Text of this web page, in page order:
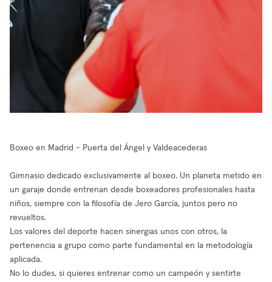
Boxeo en Madrid - Puerta del Ángel y Valdeacederas
Gimnasio dedicado exclusivamente al boxeo. Un planeta metido en
un garaje donde entrenan desde boxeadores profesionales hasta
niños, siempre con la filosofía de Jero García, juntos pero no
revueltos.
Los valores del deporte hacen sinergias unos con otros, la
pertenencia a grupo como parte fundamental en la metodología
aplicada.
No lo dudes, si quieres entrenar como un campeón y sentirte